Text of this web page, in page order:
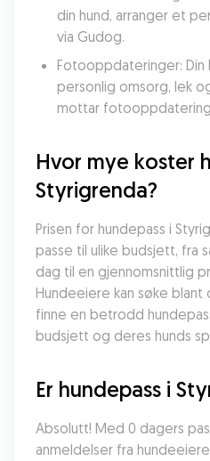
din hund, arranger et
via Gudog.
Fotooppdateringer: Din
personlig omsorg, lek
mottar
Hvor mye koster
Styrigrenda?
Prisen for hundepass i
passe til ulike budsjett, fra
dag til en gjennomsnittlig
Hundeeiere kan søke
finne en betrodd
budsjett og deres hunds
Er hundepass i
Absolutt! Med 0 dagers
anmeldelser fra